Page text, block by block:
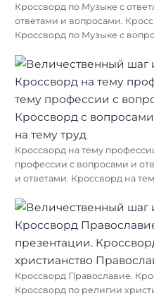
Кроссворд по Музыке с
ответами и вопросами.
Кроссворд по Музыке с
Кроссворд на тему
профессии с вопросами и
и ответами. Кроссворд на
Кроссворд Православие.
Кроссворд по религии